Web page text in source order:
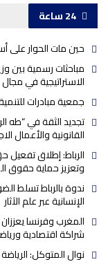
24 ساعة
حين مات الحوار على
مباحثات رسمية بين
الاستراتيجية في مجال
جمعية مبادرات
تجديد الثقة في “طه
القانونية والأعمال
الرباط: إطلاق
وتعزيز حماية حقوق
ندوة بالرباط تسلط
الإنسانية عبر علم الآثار
شراكة اقتصادية
نوال المتوكل: